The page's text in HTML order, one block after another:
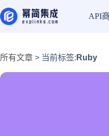
API
所有文章 > 当前标签: Ruby